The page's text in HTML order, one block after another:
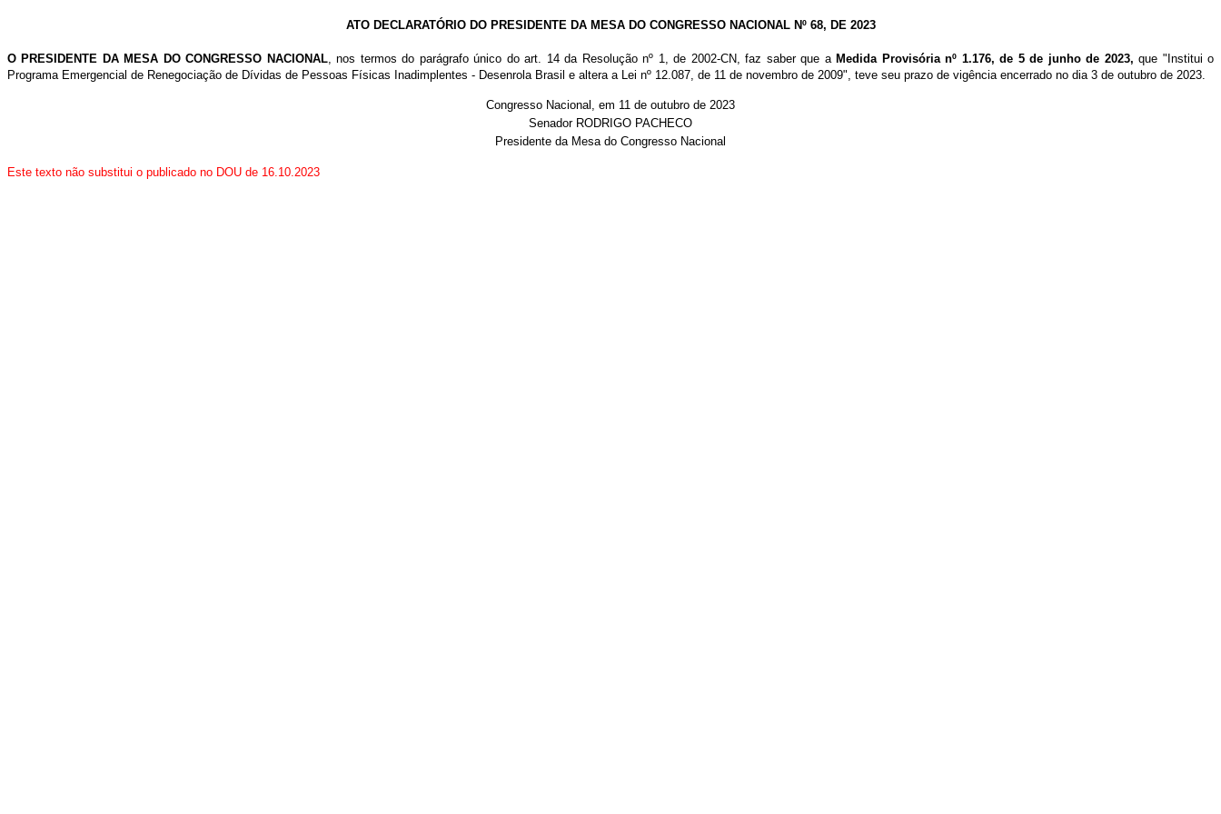
ATO DECLARATÓRIO DO PRESIDENTE DA MESA DO CONGRESSO NACIONAL Nº 68, DE 2023
O PRESIDENTE DA MESA DO CONGRESSO NACIONAL, nos termos do parágrafo único do art. 14 da Resolução nº 1, de 2002-CN, faz saber que a Medida Provisória nº 1.176, de 5 de junho de 2023, que "Institui o
Programa Emergencial de Renegociação de Dívidas de Pessoas Físicas Inadimplentes - Desenrola Brasil e altera a Lei nº 12.087, de 11 de novembro de 2009", teve seu prazo de vigência encerrado no dia 3 de outubro de 2023.
Congresso Nacional, em 11 de outubro de 2023
Senador RODRIGO PACHECO
Presidente da Mesa do Congresso Nacional
Este texto não substitui o publicado no DOU de 16.10.2023